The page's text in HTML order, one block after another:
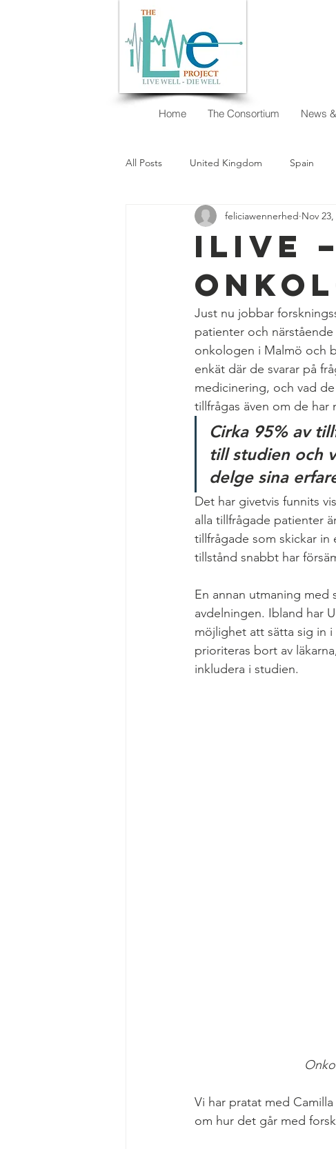
Home The Consortium News
All Posts United Kingdom Spain
New Zealand Argentina
I want to decide
iLIVE
feliciawennerhed Nov 23,
Just nu jobbar
patienter och
onkologen i Malmö och
enkät där de svarar på
medicinering, och vad
tillfrågas även om de har
Cirka 95% av
till studien och
delge sina
Det har givetvis funnits
alla tillfrågade patienter
tillfrågade som skickar
tillstånd snabbt har
En annan utmaning
avdelningen. Ibland har
möjlighet att sätta sig in
prioriteras bort av
inkludera i studien.
Vi har pratat med
om hur det går med